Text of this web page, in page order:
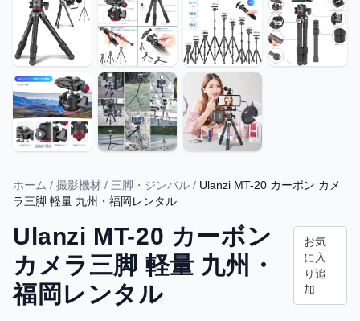
ホーム / 撮影機材 / 三脚・ジンバル / Ulanzi MT-20 カーボン カメ
ラ三脚 軽量 九州・福岡レンタル
Ulanzi MT-20 カーボン
カメラ三脚 軽量 九州・
福岡レンタル
お気
に入
り追
加